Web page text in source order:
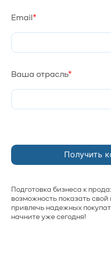
Email *
Ваша отрасль*
Подготовка бизнеса к
возможность показать
привлечь надежных
начните уже сегодня!